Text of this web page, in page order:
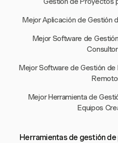
Mejor Aplicación de Gestión
Mejor Software de
Mejor Software de Gestión
Mejor Herramienta de
Equipos
Herramientas de gestión